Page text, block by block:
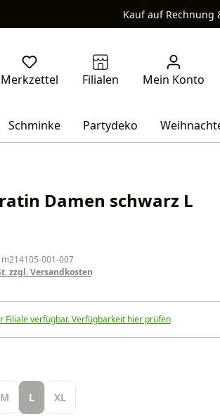
Kauf auf Rechnung
Schminke Partydeko
Damen schwarz L
001-007
zzgl. Versandkosten
Filiale verfügbar. Verfügbarkeit hier prüfen
M L XL